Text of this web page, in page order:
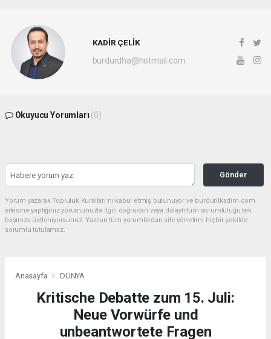
KADİR ÇELİK
burdurdha@hotmail.com
Okuyucu Yorumları (0)
Gönder
Yorum yazarak Topluluk Kuralları’nı kabul etmiş bulunuyor ve burdurilkadim.com
sitesine yaptığınız yorumunuzla ilgili doğrudan veya dolaylı tüm sorumluluğu tek
başınıza üstleniyorsunuz. Yazılan tüm yorumlardan site yönetimi hiçbir şekilde
sorumlu tutulamaz.
Anasayfa DÜNYA
Kritische Debatte zum 15. Juli:
Neue Vorwürfe und
unbeantwortete Fragen